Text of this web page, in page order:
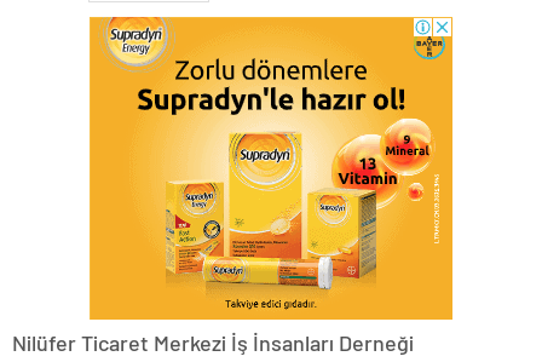
Nilüfer Ticaret Merkezi İş İnsanları Derneği